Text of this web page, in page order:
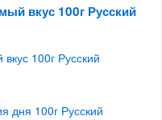
вкус 100г Русский
100г Русский